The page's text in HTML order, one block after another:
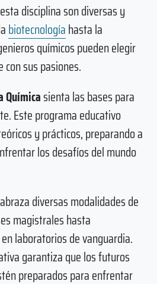
disciplina son diversas y
biotecnologíahasta la
químicos pueden elegir
con sus pasiones.
Químicasienta las bases para
Este programa educativo
y prácticos, preparando a
los desafíos del mundo
abraza diversas modalidades de
magistrales hasta
laboratorios de vanguardia.
garantiza que los futuros
preparados para enfrentar